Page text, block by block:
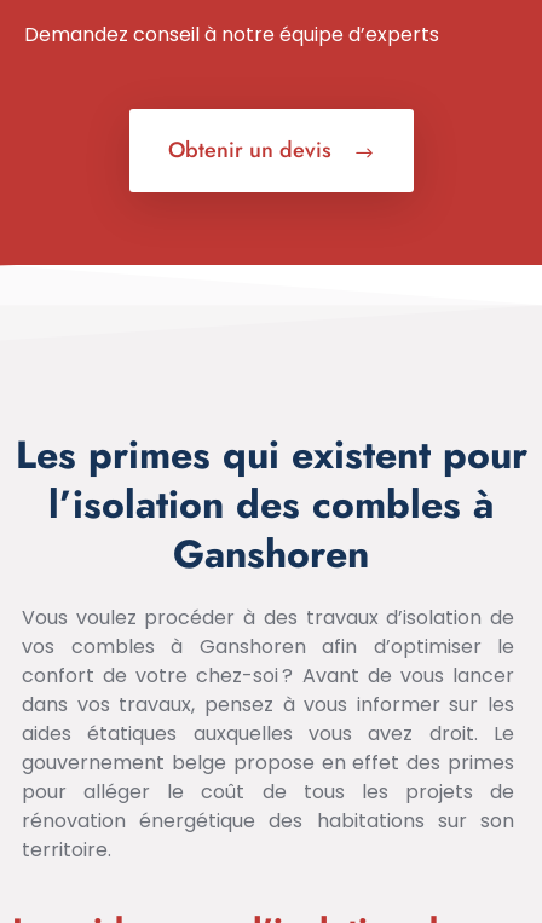
Demandez conseil à notre équipe d’experts
Obtenir un devis
Les primes qui existent pour
l’isolation des combles à
Ganshoren
Vous voulez procéder à des travaux d’isolation de
vos combles à Ganshoren afin d’optimiser le
confort de votre chez-soi ? Avant de vous lancer
dans vos travaux, pensez à vous informer sur les
aides étatiques auxquelles vous avez droit. Le
gouvernement belge propose en effet des primes
pour alléger le coût de tous les projets de
rénovation énergétique des habitations sur son
territoire.